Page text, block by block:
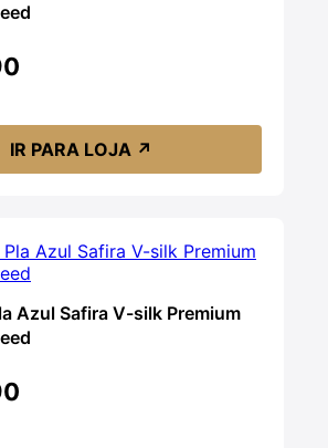
IR PARA LOJA ↗
Azul Safira V-silk Premium